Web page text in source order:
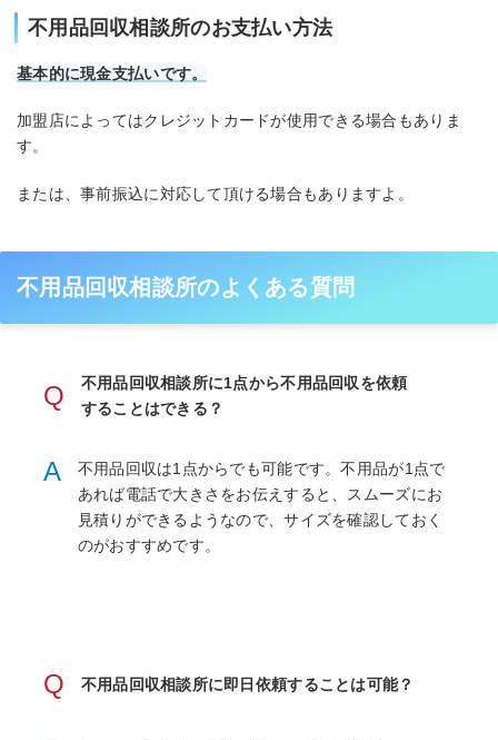
不用品回収相談所のお支払い方法
基本的に現金支払いです。
加盟店によってはクレジットカードが使用できる場合もありま
す。
または、事前振込に対応して頂ける場合もありますよ。
不用品回収相談所のよくある質問
Q
不用品回収相談所に1点から不用品回収を依頼
することはできる？
A
不用品回収は1点からでも可能です。不用品が1点で
あれば電話で大きさをお伝えすると、スムーズにお
見積りができるようなので、サイズを確認しておく
のがおすすめです。
Q 不用品回収相談所に即日依頼することは可能？